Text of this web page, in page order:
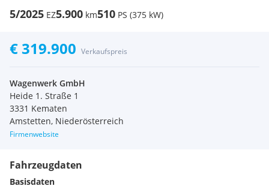
5/2025 EZ5.900 km510 PS (375 kW)
€ 319.900 Verkaufspreis
Wagenwerk GmbH
Heide 1. Straße 1
3331 Kematen
Amstetten, Niederösterreich
Firmenwebsite
Fahrzeugdaten
Basisdaten